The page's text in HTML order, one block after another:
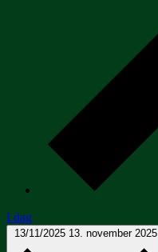
I dag
13/11/2025 13. november 2025